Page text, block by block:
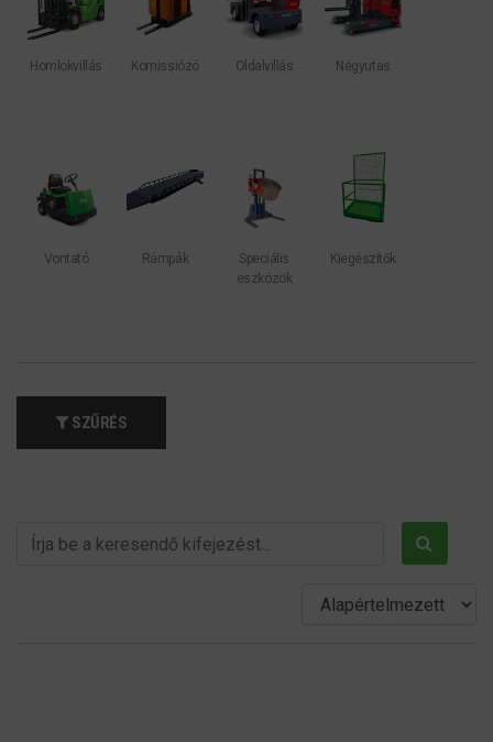
Homlokvillás Komissiózó Oldalvillás Négyutas
Vontató Rámpák
Speciális
eszközök
Kiegészítők
SZŰRÉS